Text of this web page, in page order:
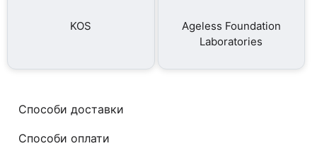
KOS
Ageless Foundation
Laboratories
Способи доставки
Способи оплати